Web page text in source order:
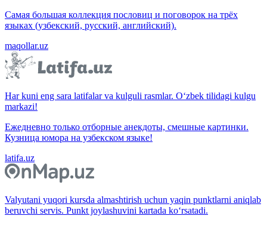
Самая большая коллекция пословиц и поговорок на трёх
языках (узбекский, русский, английский).
maqollar.uz
Har kuni eng sara latifalar va kulguli rasmlar. O‘zbek tilidagi kulgu
markazi!
Ежедневно только отборные анекдоты, смешные картинки.
Кузница юмора на узбекском языке!
latifa.uz
Valyutani yuqori kursda almashtirish uchun yaqin punktlarni aniqlab
beruvchi servis. Punkt joylashuvini kartada ko‘rsatadi.